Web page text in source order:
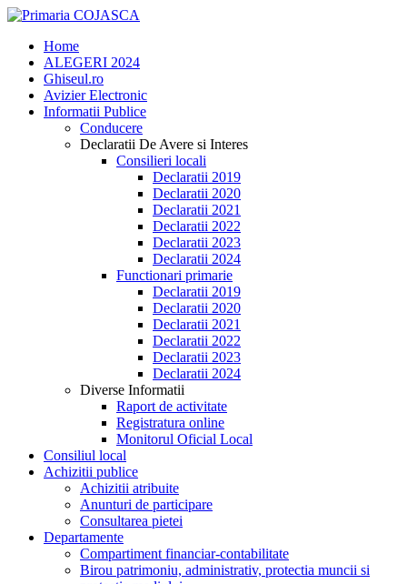
Home
ALEGERI 2024
Ghiseul.ro
Avizier Electronic
Informatii Publice
Conducere
Declaratii De Avere si Interes
Consilieri locali
Declaratii 2019
Declaratii 2020
Declaratii 2021
Declaratii 2022
Declaratii 2023
Declaratii 2024
Functionari primarie
Declaratii 2019
Declaratii 2020
Declaratii 2021
Declaratii 2022
Declaratii 2023
Declaratii 2024
Diverse Informatii
Raport de activitate
Registratura online
Monitorul Oficial Local
Consiliul local
Achizitii publice
Achizitii atribuite
Anunturi de participare
Consultarea pietei
Departamente
Compartiment financiar-contabilitate
Birou patrimoniu, administrativ, protectia muncii si